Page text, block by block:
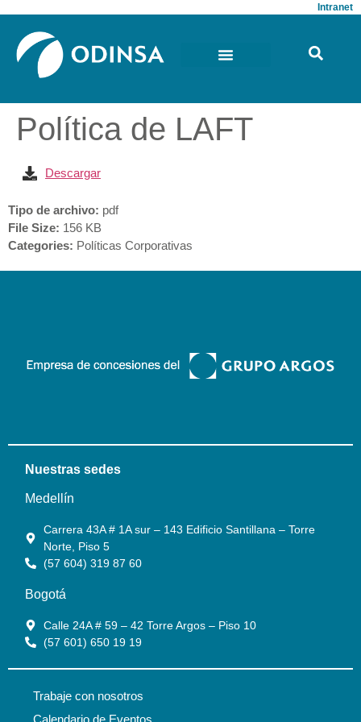
Intranet
Política de LAFT
Descargar
Tipo de archivo: pdf
File Size: 156 KB
Categories: Políticas Corporativas
Nuestras sedes
Medellín
Carrera 43A # 1A sur – 143 Edificio Santillana – Torre
Norte, Piso 5
(57 604) 319 87 60
Bogotá
Calle 24A # 59 – 42 Torre Argos – Piso 10
(57 601) 650 19 19
Trabaje con nosotros